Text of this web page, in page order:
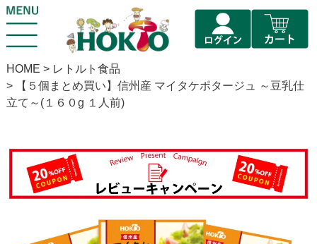
HOME
レトルト食品
【５個まとめ買い】信州産 マイタケポタージュ ～豆乳仕
立て～(１６０g １人前)